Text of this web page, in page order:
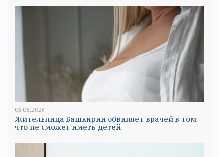
06.08.2026
Жительница Башкирии обвиняет врачей в том,
что не сможет иметь детей